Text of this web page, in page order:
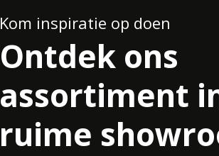
Kom inspiratie op doen
Ontdek ons
assortiment
ruime